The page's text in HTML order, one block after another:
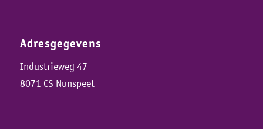
Adresgegevens
Industrieweg 47
8071 CS Nunspeet